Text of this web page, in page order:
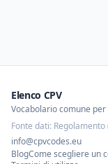
Elenco CPV
Vocabolario comune
Fonte dati: Regolamento
info@cpvcodes.eu
BlogCome scegliere un